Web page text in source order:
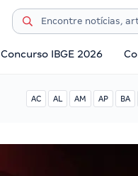
Concurso IBGE 2026
AC AL AM AP BA